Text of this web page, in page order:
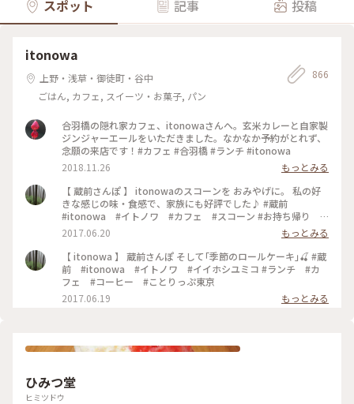
スポット 記事 投稿
itonowa
上野・浅草・御徒町・谷中
ごはん, カフェ, スイーツ・お菓子, パン
866
合羽橋の隠れ家カフェ、itonowaさんへ。玄米カレーと自家製
ジンジャーエールをいただきました。なかなか予約がとれず、
念願の来店です！#カフェ #合羽橋 #ランチ #itonowa
2018.11.26
もっとみる
【 蔵前さんぽ 】 itonowaのスコーンを おみやげに。 私の好
きな感じの味・食感で、家族にも好評でした♪ #蔵前
#itonowa #イトノワ #カフェ #スコーン #お持ち帰り #
おみやげ
2017.06.20
もっとみる
【 itonowa 】 蔵前さんぽ そして｢季節のロールケーキ｣🍒 #蔵
前 #itonowa #イトノワ #イイホシユミコ #ランチ #カ
フェ #コーヒー #ことりっぷ東京
2017.06.19
もっとみる
ひみつ堂
ヒミツドウ